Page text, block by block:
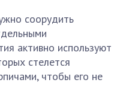
соорудить
активно используют
стелется
чтобы его не